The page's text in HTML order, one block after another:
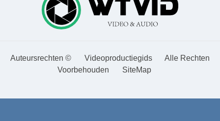
Auteursrechten © Videoproductiegids
Alle Rechten
Voorbehouden
SiteMap